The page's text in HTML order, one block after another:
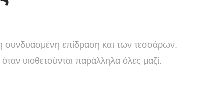
συνδυασμένη επίδραση και των τεσσάρων.
υιοθετούνται παράλληλα όλες μαζί.